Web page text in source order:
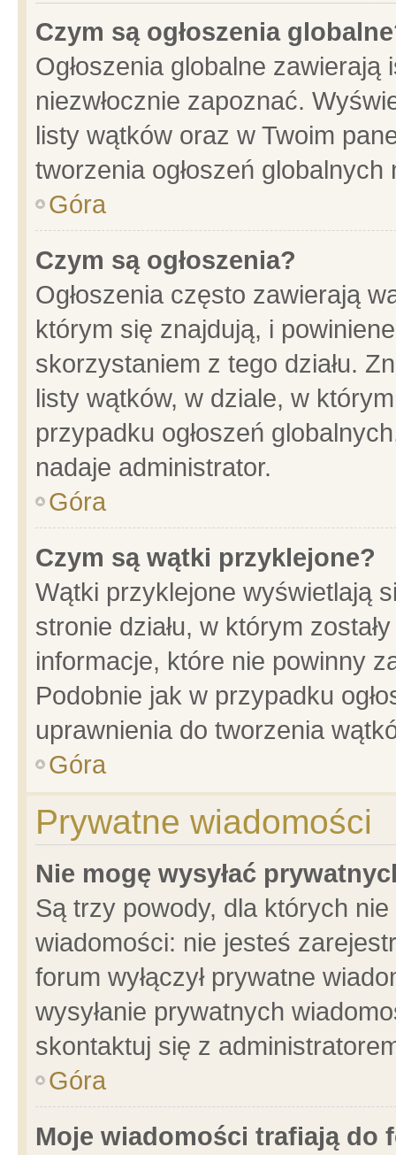
Czym są ogłoszenia
Ogłoszenia globalne
niezwłocznie zapoznać.
listy wątków oraz w Twoim
tworzenia ogłoszeń
Góra
Czym są ogłoszenia?
Ogłoszenia często zawierają
którym się znajdują, i
skorzystaniem z tego działu.
listy wątków, w dziale, w
przypadku ogłoszeń
nadaje administrator.
Góra
Czym są wątki przyklejone?
Wątki przyklejone wyświetlają
stronie działu, w którym
informacje, które nie powinny
Podobnie jak w przypadku
uprawnienia do tworzenia
Góra
Prywatne wiadomości
Nie mogę wysyłać
Są trzy powody, dla których
wiadomości: nie jesteś
forum wyłączył prywatne
wysyłanie prywatnych
skontaktuj się z
Góra
Moje wiadomości trafiają do